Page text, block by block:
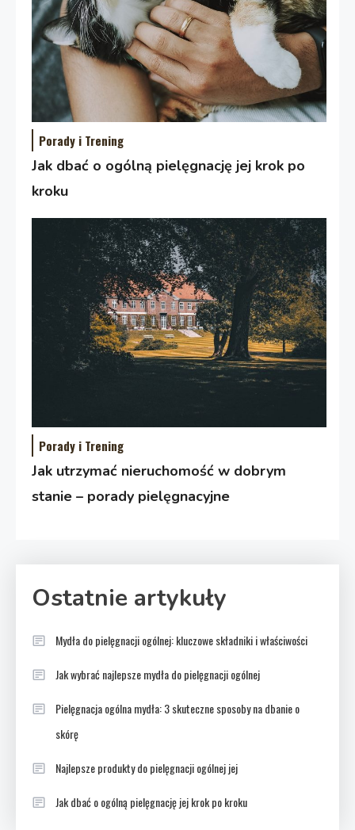
Porady i Trening
Jak dbać o ogólną pielęgnację jej krok po
kroku
Porady i Trening
Jak utrzymać nieruchomość w dobrym
stanie – porady pielęgnacyjne
Ostatnie artykuły
Mydła do pielęgnacji ogólnej: kluczowe składniki i właściwości
Jak wybrać najlepsze mydła do pielęgnacji ogólnej
Pielęgnacja ogólna mydła: 3 skuteczne sposoby na dbanie o
skórę
Najlepsze produkty do pielęgnacji ogólnej jej
Jak dbać o ogólną pielęgnację jej krok po kroku